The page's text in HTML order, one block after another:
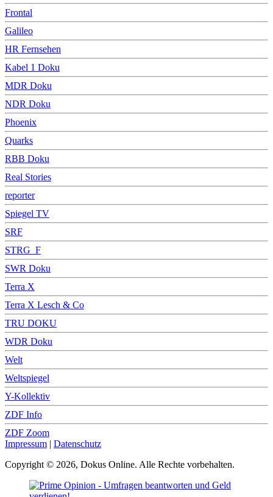
Frontal
Galileo
HR Fernsehen
Kabel 1 Doku
MDR Doku
NDR Doku
Phoenix
Quarks
RBB Doku
Real Stories
reporter
Spiegel TV
SRF
STRG_F
SWR Doku
Terra X
Terra X Lesch & Co
TRU DOKU
WDR Doku
Welt
Weltspiegel
Y-Kollektiv
ZDF Info
ZDF Zoom
Impressum | Datenschutz
Copyright © 2026, Dokus Online. Alle Rechte vorbehalten.